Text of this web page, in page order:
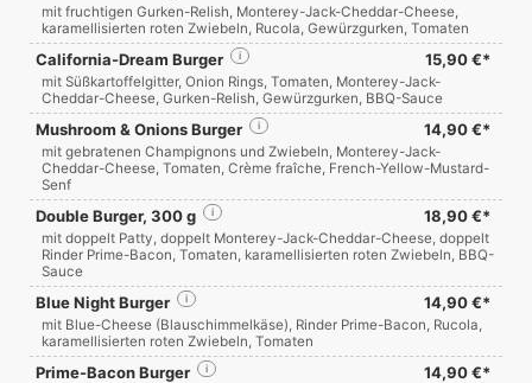
mit fruchtigen Gurken-Relish, Monterey-Jack-Cheddar-Cheese,
karamellisierten roten Zwiebeln, Rucola, Gewürzgurken, Tomaten
California-Dream Burger 15,90 €*
i
mit Süßkartoffelgitter, Onion Rings, Tomaten, Monterey-Jack-
Cheddar-Cheese, Gurken-Relish, Gewürzgurken, BBQ-Sauce
Mushroom & Onions Burger 14,90 €*
i
mit gebratenen Champignons und Zwiebeln, Monterey-Jack-
Cheddar-Cheese, Tomaten, Crème fraîche, French-Yellow-Mustard-
Senf
Double Burger, 300 g 18,90 €*
i
mit doppelt Patty, doppelt Monterey-Jack-Cheddar-Cheese, doppelt
Rinder Prime-Bacon, Tomaten, karamellisierten roten Zwiebeln, BBQ-
Sauce
Blue Night Burger 14,90 €*
i
mit Blue-Cheese (Blauschimmelkäse), Rinder Prime-Bacon, Rucola,
karamellisierten roten Zwiebeln, Tomaten
Prime-Bacon Burger 14,90 €*
i